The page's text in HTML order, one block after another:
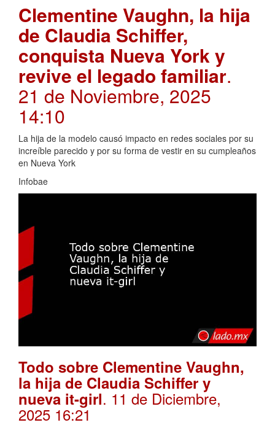
Clementine Vaughn, la hija
de Claudia Schiffer,
conquista Nueva York y
revive el legado familiar.
21 de Noviembre, 2025
14:10
La hija de la modelo causó impacto en redes sociales por su
increíble parecido y por su forma de vestir en su cumpleaños
en Nueva York
Infobae
Todo sobre Clementine Vaughn,
la hija de Claudia Schiffer y
nueva it-girl. 11 de Diciembre,
2025 16:21